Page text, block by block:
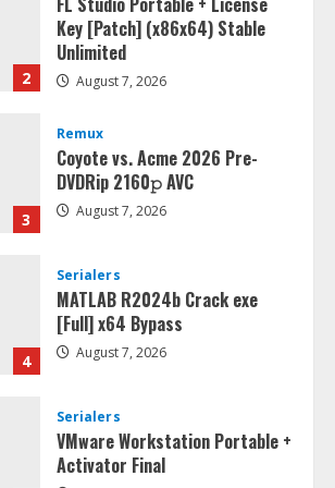
2
Key [Patch] (x86x64) Stable
Unlimited
August 7, 2026
3
Remux
Coyote vs. Acme 2026 Pre-
DVDRip 2160𝚙 AVC
August 7, 2026
4
Serialers
MATLAB R2024b Crack exe
[Full] x64 Bypass
August 7, 2026
Serialers
VMware Workstation Portable +
Activator Final